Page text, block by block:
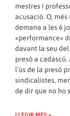
mestres i
acusació. O,
demana a les 6
«performance»
davant la seu
presó a
l’ús de la presó
sindicalistes,
de dir que no ho